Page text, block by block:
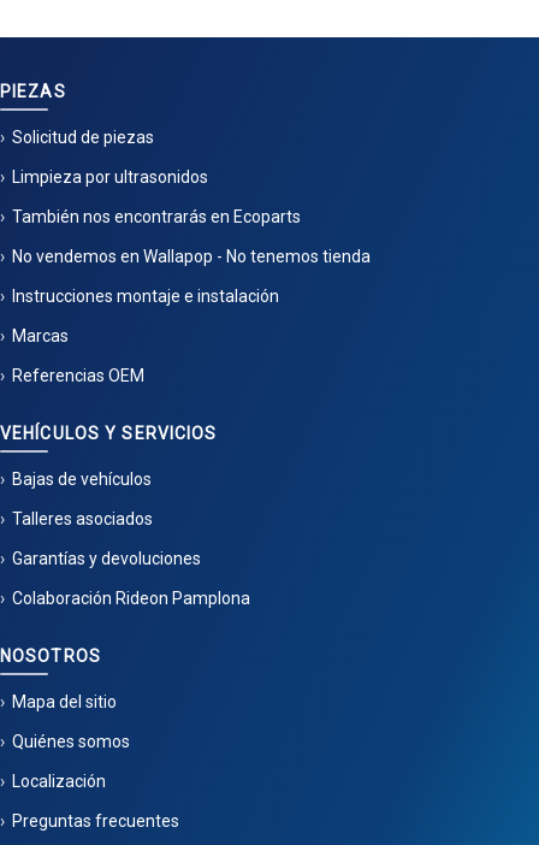
PIEZAS
Solicitud de piezas
Limpieza por ultrasonidos
También nos encontrarás en Ecoparts
No vendemos en Wallapop - No tenemos tienda
Instrucciones montaje e instalación
Marcas
Referencias OEM
VEHÍCULOS Y SERVICIOS
Bajas de vehículos
Talleres asociados
Garantías y devoluciones
Colaboración Rideon Pamplona
NOSOTROS
Mapa del sitio
Quiénes somos
Localización
Preguntas frecuentes